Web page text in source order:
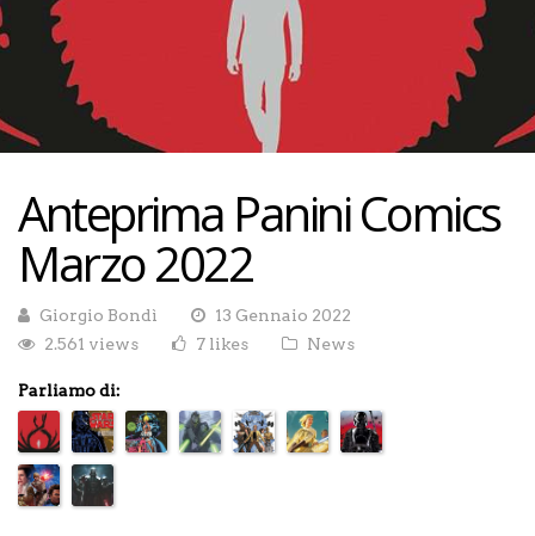
Anteprima Panini Comics
Marzo 2022
Giorgio Bondì
13 Gennaio 2022
2.561 views
7 likes News
Parliamo di: